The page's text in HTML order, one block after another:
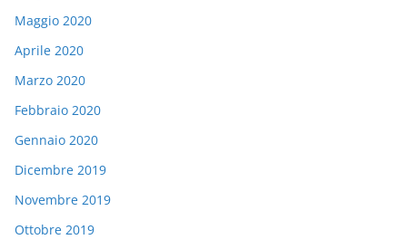
Maggio 2020
Aprile 2020
Marzo 2020
Febbraio 2020
Gennaio 2020
Dicembre 2019
Novembre 2019
Ottobre 2019